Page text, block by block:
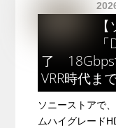
了 18Gbps
VRR時代ま
ソニーストアで
ムハイグレード